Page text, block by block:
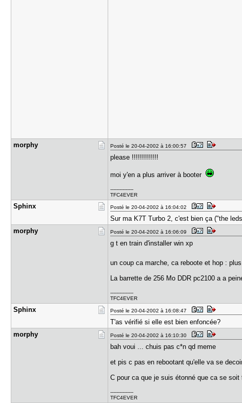
morphy Posté le 20-04-2002 à 16:00:57
please !!!!!!!!!!!!!
moi y'en a plus arriver à booter
---------------
TFC4EVER
Sphinx Posté le 20-04-2002 à 16:04:02
Sur ma K7T Turbo 2, c'est bien ça ("the
morphy
Posté le 20-04-2002 à 16:06:09
g t en train d'installer win xp
un coup ca marche, ca reboote et hop :
La barrette de 256 Mo DDR pc2100 a a
---------------
TFC4EVER
Sphinx Posté le 20-04-2002 à 16:08:47
T'as vérifié si elle est bien enfoncée?
morphy
Posté le 20-04-2002 à 16:10:30
bah voui ... chuis pas c*n qd meme
et pis c pas en rebootant qu'elle va se
C pour ca que je suis étonné que ca se
---------------
TFC4EVER